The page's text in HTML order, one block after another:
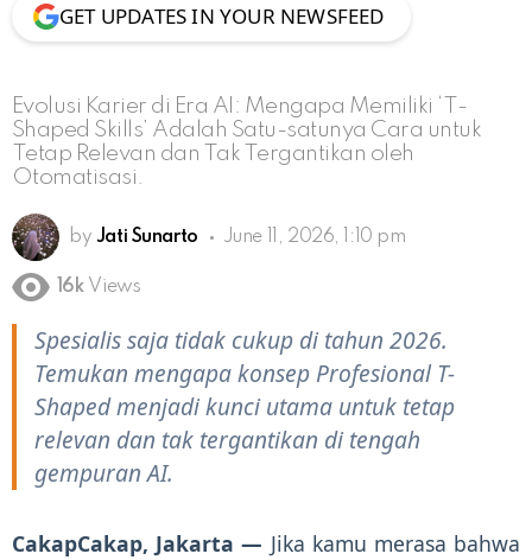
GET UPDATES IN YOUR NEWSFEED
Evolusi Karier di Era AI: Mengapa Memiliki ‘T-
Shaped Skills’ Adalah Satu-satunya Cara untuk
Tetap Relevan dan Tak Tergantikan oleh
Otomatisasi.
by Jati Sunarto June 11, 2026, 1:10 pm
16k Views
Spesialis saja tidak cukup di tahun 2026.
Temukan mengapa konsep Profesional T-
Shaped menjadi kunci utama untuk tetap
relevan dan tak tergantikan di tengah
gempuran AI.
CakapCakap, Jakarta — Jika kamu merasa bahwa